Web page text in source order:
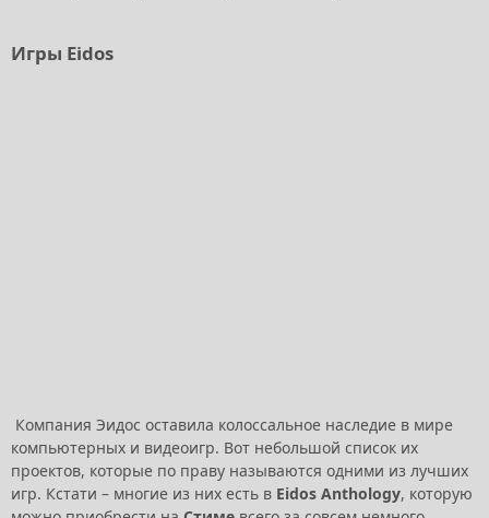
Игры Eidos
Компания Эидос оставила колоссальное наследие в мире
компьютерных и видеоигр. Вот небольшой список их
проектов, которые по праву называются одними из лучших
игр. Кстати – многие из них есть в Eidos Anthology, которую